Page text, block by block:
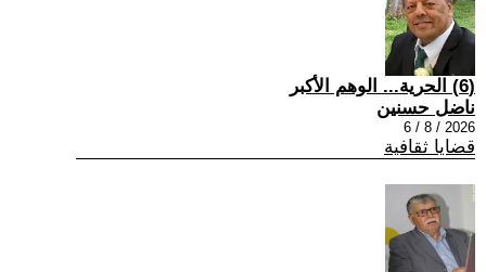
(6) الحرية... الوهم الأكبر
ناضل حسنين
2026 / 8 / 6
قضايا ثقافية